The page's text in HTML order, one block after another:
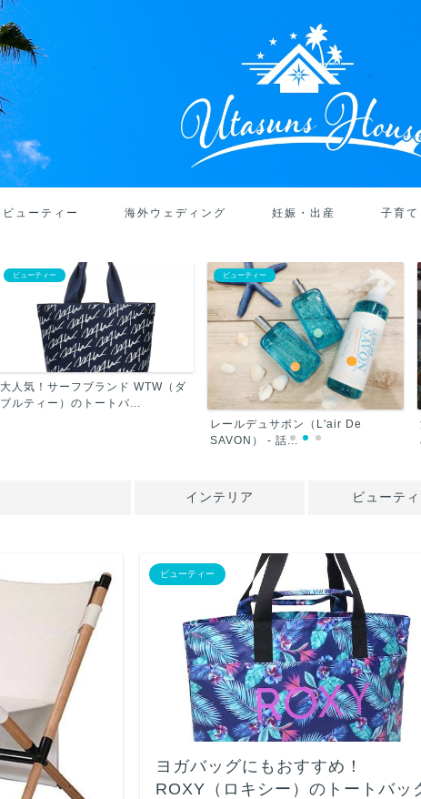
ビューティー 海外ウェディング 妊娠・出産 子育て
ビューティー
大人気！サーフブランド WTW（ダ
ブルティー）のトートバ...
ビューティー
レールデュサボン（L'air De
SAVON） - 話...
インテリア ビューテ
ビューティー
ヨガバッグにもおすすめ！
ROXY（ロキシー）のトートバッ